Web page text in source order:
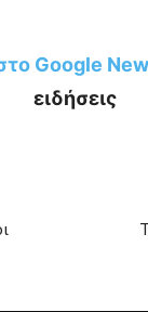
Google
ειδήσεις